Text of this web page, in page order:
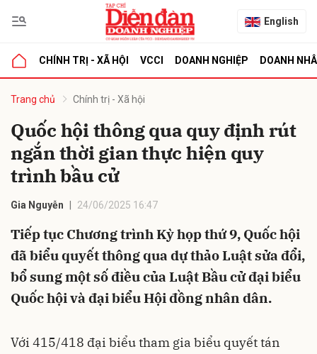
English
CHÍNH TRỊ - XÃ HỘI VCCI DOANH NGHIỆP DOANH
Trang chủ Chính trị - Xã hội
Quốc hội thông qua quy định rút
ngắn thời gian thực hiện quy
trình bầu cử
Gia Nguyễn 24/06/2025 16:47
Tiếp tục Chương trình Kỳ họp thứ 9, Quốc hội
đã biểu quyết thông qua dự thảo Luật sửa đổi,
bổ sung một số điều của Luật Bầu cử đại biểu
Quốc hội và đại biểu Hội đồng nhân dân.
Với 415/418 đại biểu tham gia biểu quyết tán
luận
Hủy